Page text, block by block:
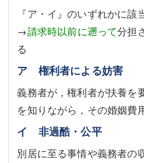
『ア・イ』のいずれかに該
→請求時以前に遡って分担
る
ア 権利者による妨害
義務者が，権利者が扶養を
を知りながら，その婚姻費
イ 非過酷・公平
別居に至る事情や義務者の